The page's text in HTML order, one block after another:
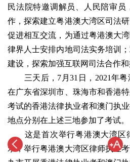
民法院特邀调解员、人民陪审员
作，探索建立粤港澳大湾区司法
促进相互交流，为通过粤港澳大
律界人士安排内地司法实务培训
建设，探索加强互联网司法合作和
三天后，7月31日，2021年粤
在广东省深圳市、珠海市和香港
考试的香港法律执业者和澳门执
地点分别在上述三地参加了考试。
这是首次举行粤港澳大湾区
示，举行粤港澳大湾区律师执业